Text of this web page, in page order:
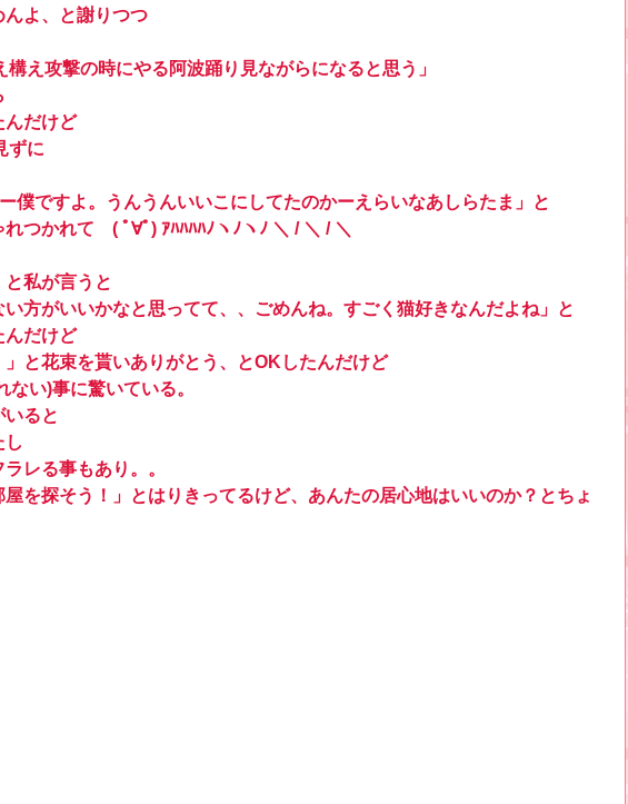
よ、と謝りつつ
え攻撃の時にやる阿波踊り見ながらになると思う」
んだけど
ずに
僕ですよ。うんうんいいこにしてたのかーえらいなあしらたま」と
つかれて ( ﾟ∀ﾟ) ｱﾊﾊﾊﾊﾉヽﾉヽﾉ ＼ / ＼ / ＼
と私が言うと
い方がいいかなと思ってて、、ごめんね。すごく猫好きなんだよね」と
んだけど
」と花束を貰いありがとう、とOKしたんだけど
い)事に驚いている。
ると
し
レる事もあり。。
を探そう！」とはりきってるけど、あんたの居心地はいいのか？とちょ